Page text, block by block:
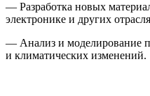
— Разработка новых
электронике и других
— Анализ и моделирование
и климатических изменений.